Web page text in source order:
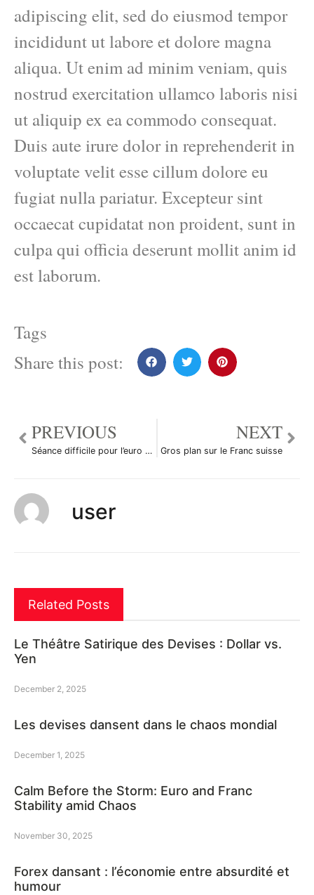
adipiscing elit, sed do eiusmod tempor
incididunt ut labore et dolore magna
aliqua. Ut enim ad minim veniam, quis
nostrud exercitation ullamco laboris nisi
ut aliquip ex ea commodo consequat.
Duis aute irure dolor in reprehenderit in
voluptate velit esse cillum dolore eu
fugiat nulla pariatur. Excepteur sint
occaecat cupidatat non proident, sunt in
culpa qui officia deserunt mollit anim id
est laborum.
Tags
Share this post:
PREVIOUS
Séance difficile pour l’euro et les bourses
NEXT
Gros plan sur le Franc suisse
user
Related Posts
Le Théâtre Satirique des Devises : Dollar vs.
Yen
December 2, 2025
Les devises dansent dans le chaos mondial
December 1, 2025
Calm Before the Storm: Euro and Franc
Stability amid Chaos
November 30, 2025
Forex dansant : l’économie entre absurdité et
humour